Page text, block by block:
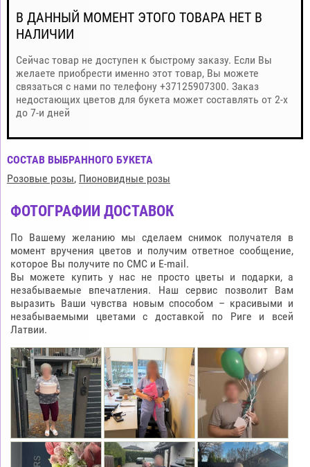
В ДАННЫЙ МОМЕНТ ЭТОГО ТОВАРА НЕТ В
НАЛИЧИИ
Сейчас товар не доступен к быстрому заказу. Если Вы
желаете приобрести именно этот товар, Вы можете
связаться с нами по телефону +37125907300. Заказ
недостающих цветов для букета может составлять от 2-х
до 7-и дней
СОСТАВ ВЫБРАННОГО БУКЕТА
Розовые розы, Пионовидные розы
ФОТОГРАФИИ ДОСТАВОК
По Вашему желанию мы сделаем снимок получателя в
момент вручения цветов и получим ответное сообщение,
которое Вы получите по СМС и E-mail.
Вы можете купить у нас не просто цветы и подарки, а
незабываемые впечатления. Наш сервис позволит Вам
выразить Ваши чувства новым способом – красивыми и
незабываемыми цветами с доставкой по Риге и всей
Латвии.